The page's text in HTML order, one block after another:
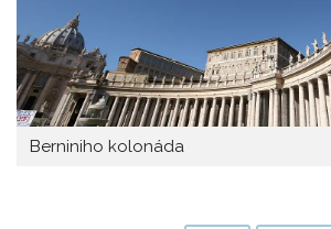
Berniniho kolonáda